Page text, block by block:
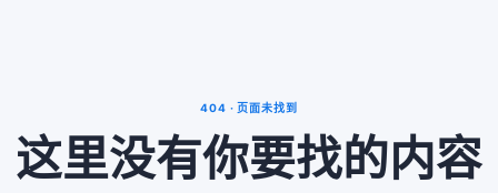
404 · 页面未找到
这里没有你要找的内容